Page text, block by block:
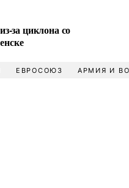
за циклона со
ЕВРОСОЮЗ АРМИЯ И